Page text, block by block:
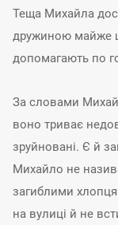
Теща Михайла
дружиною майже
допомагають по
За словами
воно триває
зруйновані. Є й
Михайло не
загиблими
на вулиці й не